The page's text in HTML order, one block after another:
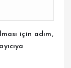
için adım,